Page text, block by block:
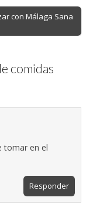
con Málaga Sana
comidas
tomar en el
Responder